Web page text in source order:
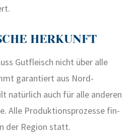
HERKUNFT
Gut­fleisch nicht über alle
garan­tiert aus Nord­
natür­lich auch für alle ande­ren
Alle Pro­duk­ti­ons­pro­zes­se fin­
der Regi­on statt.